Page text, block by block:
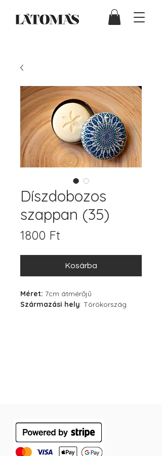
Díszdobozos
szappan (35)
1800 FtÁr
Kosárba
Méret: 7cm átmérőjű
Származási hely: Törökország